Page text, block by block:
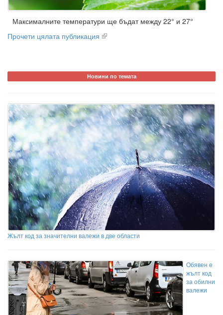
Максималните температури ще бъдат между 22° и 27°
Прочети цялата публикация
Новини по темата
Жълт код за значителни валежи в две области
Обявен е
жълт код
за обилни
валежи